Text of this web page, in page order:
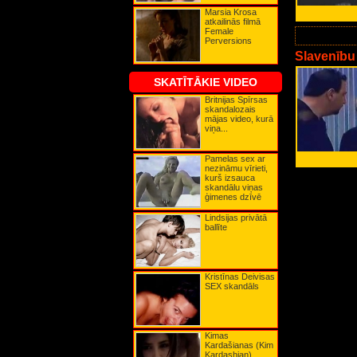
Karla Bruni
Karla Edekana
Karmena Elektra
Katerīna Bosleja
Katrīna Denēva
Keira Naitlija
Keita Bekinseila
Keita Hadsone
Keita Mosa
Keita Vinsleta
Kerolīna Mērfija
Ketrīna Zeta-Džonsa
Kima Beisingere
Kima Kardašiana
Kirstena Dantsa
Kirstija Elija
Kortnija Koksa
Kortnija Lova
Kristīna Agilera
Kristīna Deivisa
Kristīna Riči
Lady GaGa
Lilija Alena
Lindsija Lohana
Līva Tailere
Ludmila Gurčenko
Lusija Liu
Madonna
Mariška Hergiteja
Marsia Krosa
Mega Vaita
Megana Foksa
Mena Suvari
Merilina Monro
Mikija Džeimsa
Mimi Rodžersa
Marsia Krosa
atkailinās filmā
Female
Perversions
SKATĪTĀKIE VIDEO
Britnijas Spīrsas
skandalozais
mājas video, kurā
viņa...
Pamelas sex ar
nezināmu vīrieti,
kurš izsauca
skandālu viņas
ģimenes dzīvē
Lindsijas privātā
ballīte
Kristīnas Deivisas
SEX skandāls
Kimas
Kardašianas (Kim
Kardashian)